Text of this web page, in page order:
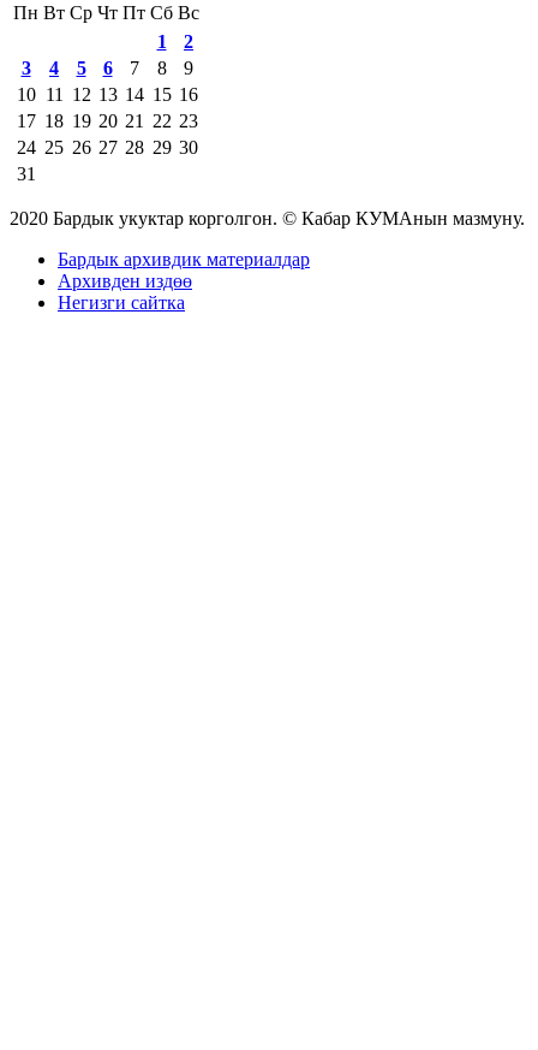
Пн Вт Ср Чт Пт Сб Вс
1
2
3
4 5 6 7 8
9
10 11 12 13 14 15 16
17 18 19 20 21 22 23
24 25 26 27 28 29 30
31
2020 Бардык укуктар корголгон. © Кабар КУМАнын мазмуну.
Бардык архивдик материалдар
Архивден издөө
Негизги сайтка